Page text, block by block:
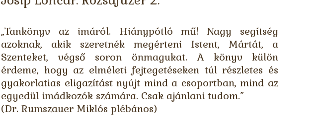
„Tankönyv az imáról. Hiánypótló mű! Nagy segítség
azoknak, akik szeretnék megérteni Istent, Mártát, a
Szenteket, végső soron önmagukat. A könyv külön
érdeme, hogy az elméleti fejtegetéseken túl részletes és
gyakorlatias eligazítást nyújt mind a csoportban, mind az
egyedül imádkozók számára. Csak ajánlani tudom.”
(Dr. Rumszauer Miklós plébános)